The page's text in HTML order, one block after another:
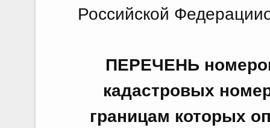
Российской
ПЕРЕЧЕНЬ
кадастровых
границам которых